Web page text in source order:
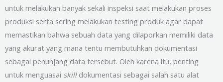
untuk melakukan banyak sekali inspeksi saat melakukan proses
produksi serta sering melakukan testing produk agar dapat
memastikan bahwa sebuah data yang dilaporkan memiliki data
yang akurat yang mana tentu membutuhkan dokumentasi
sebagai penunjang data tersebut. Oleh karena itu, penting
untuk menguasai skilldokumentasi sebagai salah satu alat